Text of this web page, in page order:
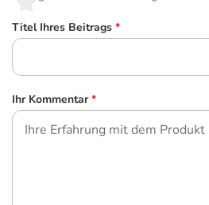
Titel Ihres Beitrags *
Ihr Kommentar *